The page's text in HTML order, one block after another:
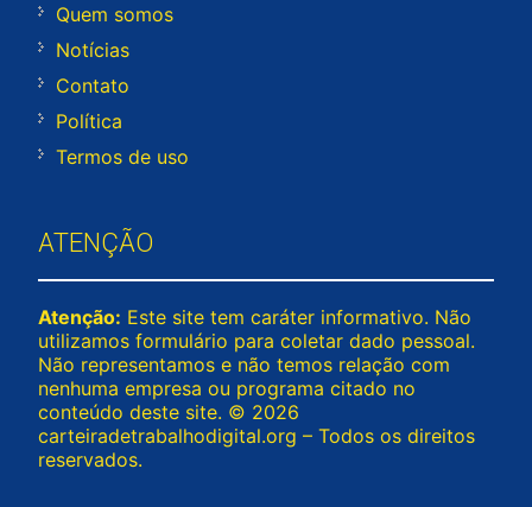
Quem somos
Notícias
Contato
Política
Termos de uso
ATENÇÃO
Atenção: Este site tem caráter informativo. Não
utilizamos formulário para coletar dado pessoal.
Não representamos e não temos relação com
nenhuma empresa ou programa citado no
conteúdo deste site. © 2026
carteiradetrabalhodigital.org – Todos os direitos
reservados.